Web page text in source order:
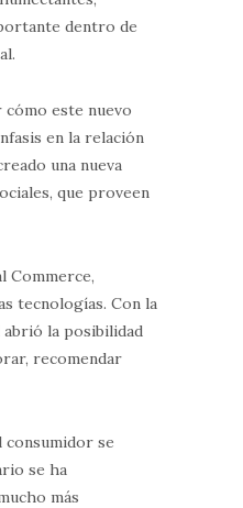
dentro de
este nuevo
en la relación
una nueva
que proveen
Commerce,
tecnologías. Con la
abrió la posibilidad
recomendar
consumidor se
se ha
más